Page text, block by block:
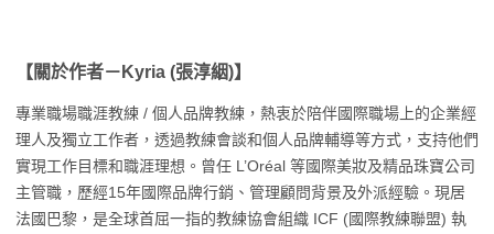
【關於作者－Kyria (張淳絪)】
專業職場職涯教練 / 個人品牌教練，熱衷於陪伴國際職場上的企業經
理人及獨立工作者，透過教練會談和個人品牌輔導等方式，支持他們
實現工作目標和職涯理想。曾任 L’Oréal 等國際美妝及精品珠寶公司
主管職，歷經15年國際品牌行銷、管理顧問背景及外派經驗。現居
法國巴黎，是全球首屈一指的教練協會組織 ICF (國際教練聯盟) 執